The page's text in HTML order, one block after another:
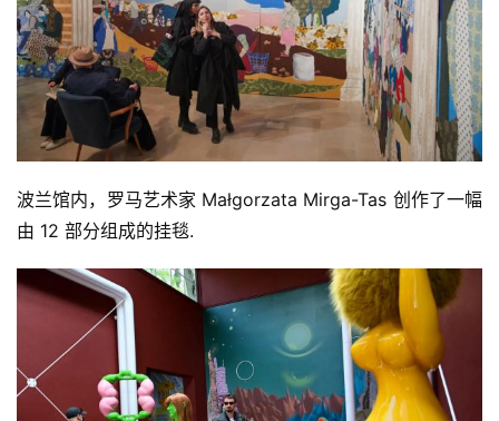
波兰馆内，罗马艺术家 Małgorzata Mirga-Tas 创作了一幅
由 12 部分组成的挂毯.